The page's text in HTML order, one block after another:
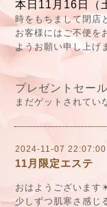
本日11月16日（
時をもちまして閉店
お客様にはご不便を
ようお願い申し上げ
プレゼントセー
まだゲットされてい
2024-11-07 22:07:00
11月限定エステ
おはようございます
少しずつ肌寒さ感じ